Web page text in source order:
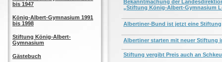
bis 1947
König-Albert-Gymnasium 1991
bis 1998
Stiftung König-Albert-
Gymnasium
Gästebuch
Bekanntmachung der
„Stiftung König-Albert-Gymnasium
Albertiner-Bund ist jetzt eine Stiftung
Albertiner starten mit neuer Stiftung
Stiftung vergibt Preis auch an